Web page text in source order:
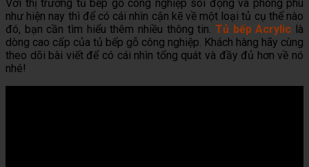
Với thị trường tủ bếp gỗ công nghiệp sôi động và phong phú
như hiện nay thì để có cái nhìn cận kẽ về một loại tủ cụ thể nào
đó, bạn cần tìm hiểu thêm nhiều thông tin. Tủ bếp Acrylic là
dòng cao cấp của tủ bếp gỗ công nghiệp. Khách hàng hãy cùng
theo dõi bài viết để có cái nhìn tổng quát và đầy đủ hơn về nó
nhé!